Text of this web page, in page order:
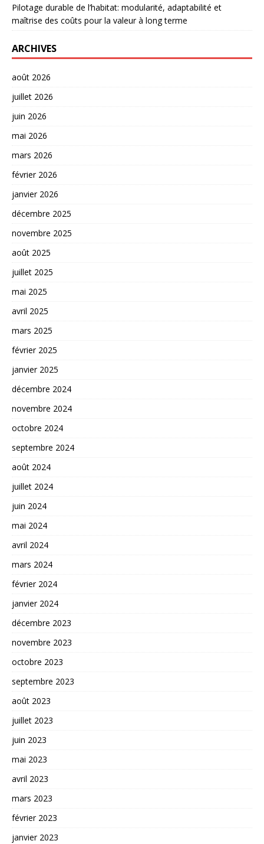
Pilotage durable de l’habitat: modularité, adaptabilité et
maîtrise des coûts pour la valeur à long terme
ARCHIVES
août 2026
juillet 2026
juin 2026
mai 2026
mars 2026
février 2026
janvier 2026
décembre 2025
novembre 2025
août 2025
juillet 2025
mai 2025
avril 2025
mars 2025
février 2025
janvier 2025
décembre 2024
novembre 2024
octobre 2024
septembre 2024
août 2024
juillet 2024
juin 2024
mai 2024
avril 2024
mars 2024
février 2024
janvier 2024
décembre 2023
novembre 2023
octobre 2023
septembre 2023
août 2023
juillet 2023
juin 2023
mai 2023
avril 2023
mars 2023
février 2023
janvier 2023